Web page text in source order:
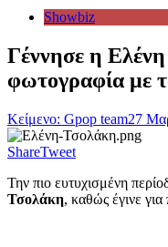
Showbiz
Γέννησε η
φωτογραφία με
Κείμενο: Gpop team27
ShareTweet
Την πιο ευτυχισμένη
Τσολάκη, καθώς έγινε